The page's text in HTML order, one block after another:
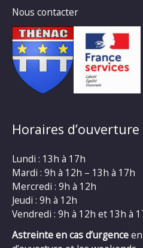
Nous contacter
Horaires
Lundi : 13h à 17h
Mardi : 9h à 12h – 13h à 17h
Mercredi : 9h à 12h
Jeudi : 9h à 12h
Vendredi : 9h à 12h et 13h à
Astreinte en cas d’urgence